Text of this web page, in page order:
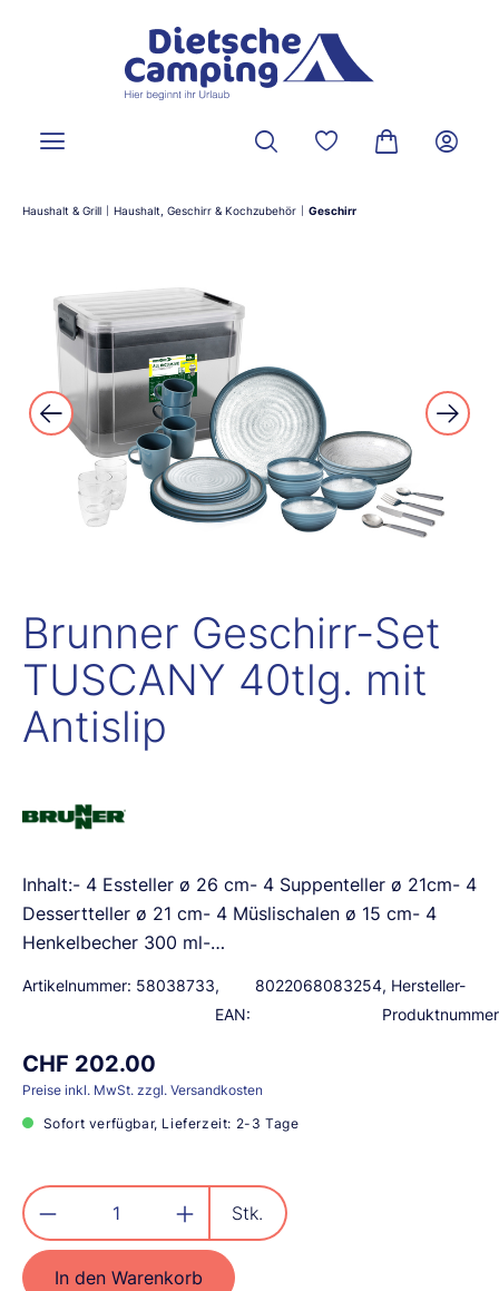
Du hast 0 Produkte
Warenkorb
Haushalt & Grill Haushalt, Geschirr & Kochzubehör Geschirr
Bildergalerie überspringen
Brunner Geschirr-Set
TUSCANY 40tlg. mit
Antislip
Inhalt:- 4 Essteller ø 26 cm- 4 Suppenteller ø 21cm- 4
Dessertteller ø 21 cm- 4 Müslischalen ø 15 cm- 4
Henkelbecher 300 ml-…
Artikelnummer: 58038733,
EAN:
8022068083254, Hersteller-
CHF 202.00
Preise inkl. MwSt. zzgl. Versandkosten
Sofort verfügbar, Lieferzeit: 2-3 Tage
Produkt Anzahl: Gib den
Stk.
In den Warenkorb